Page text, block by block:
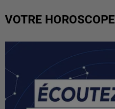
VOTRE HOROSCOPE